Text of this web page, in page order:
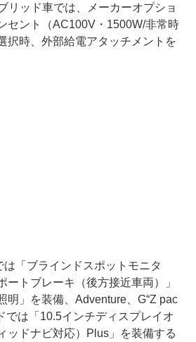
リッド車では、メーカーオプショ
セント（AC100V・1500W/非常時
択時、外部給電アタッチメントを
「ブラインドスポットモニタ
ートブレーキ（後方接近車両）」
明」を装備、Adventure、G“Z pac
では「10.5インチディスプレイオ
ッドナビ対応）Plus」を装備する